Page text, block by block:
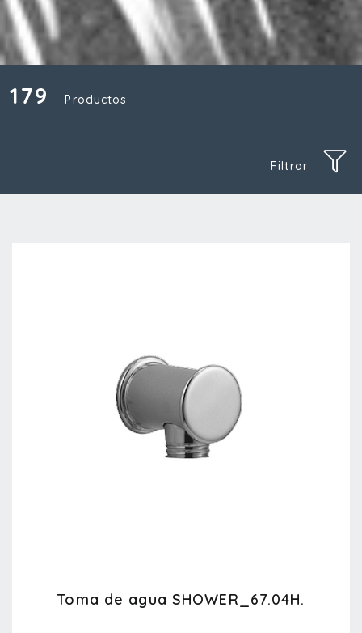
179 Productos
Filtrar
Toma de agua SHOWER_67.04H.